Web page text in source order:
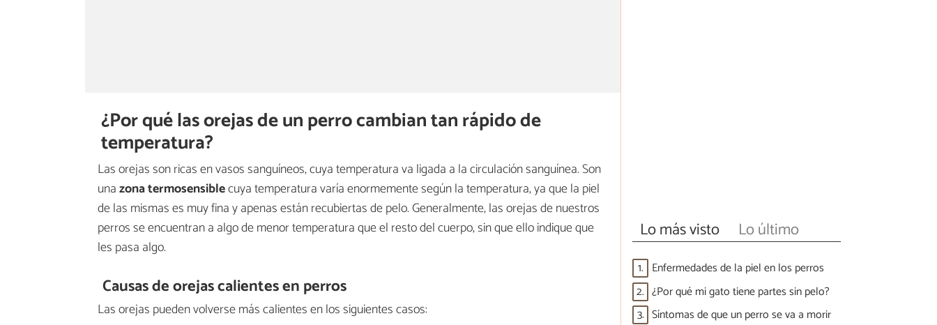
¿Por qué las orejas de un perro cambian tan rápido de
temperatura?
Las orejas son ricas en vasos sanguíneos, cuya temperatura va ligada a la circulación sanguínea. Son
unazona termosensiblecuya temperatura varía enormemente según la temperatura, ya que la piel
de las mismas es muy fina y apenas están recubiertas de pelo. Generalmente, las orejas de nuestros
perros se encuentran a algo de menor temperatura que el resto del cuerpo, sin que ello indique que
les pasa algo.
Causas de orejas calientes en perros
Las orejas pueden volverse más calientes en los siguientes casos:
Lo más visto Lo último
1. Enfermedades de la piel en los perros
2. ¿Por qué mi gato tiene partes sin pelo?
3. Síntomas de que un perro se va a morir